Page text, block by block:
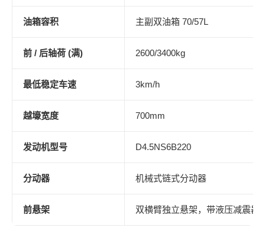
油箱容积 主副双油箱 70/57L
前 / 后轴荷 (满) 2600/3400kg
最低稳定车速 3km/h
越壕宽度 700mm
发动机型号 D4.5NS6B220
分动器 机械式链式分动器
前悬架 双横臂独立悬架，带液压减震器